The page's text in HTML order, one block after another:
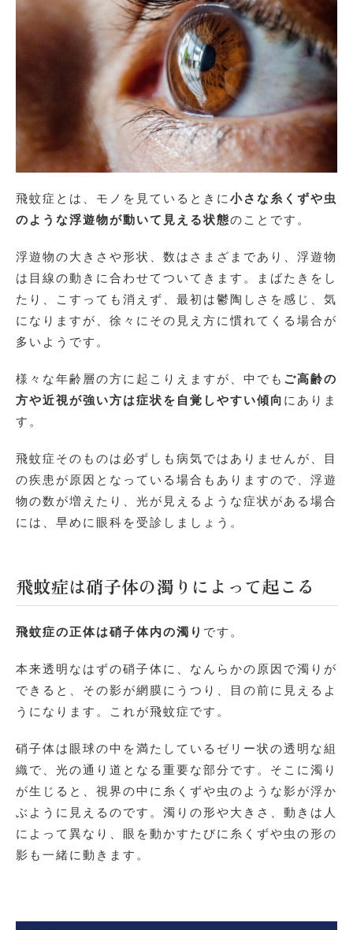
飛蚊症とは、モノを見ているときに 小さな糸くずや虫
のような浮遊物が動いて見える状態のことです。
浮遊物の大きさや形状、数はさまざまであり、浮遊物
は目線の動きに合わせてついてきます。まばたきをし
たり、こすっても消えず、最初は鬱陶しさを感じ、気
になりますが、徐々にその見え方に慣れてくる場合が
多いようです。
様々な年齢層の方に起こりえますが、中でも ご高齢の
方や近視が強い方は症状を自覚しやすい傾向 にありま
す。
飛蚊症そのものは必ずしも病気ではありませんが、目
の疾患が原因となっている場合もありますので、浮遊
物の数が増えたり、光が見えるような症状がある場合
には、早めに眼科を受診しましょう。
飛蚊症は硝子体の濁りによって起こる
飛蚊症の正体は硝子体内の濁り です。
本来透明なはずの硝子体に、なんらかの原因で濁りが
できると、その影が網膜にうつり、目の前に見えるよ
うになります。これが飛蚊症です。
硝子体は眼球の中を満たしているゼリー状の透明な組
織で、光の通り道となる重要な部分です。そこに濁り
が生じると、視界の中に糸くずや虫のような影が浮か
ぶように見えるのです。濁りの形や大きさ、動きは人
によって異なり、眼を動かすたびに糸くずや虫の形の
影も一緒に動きます。